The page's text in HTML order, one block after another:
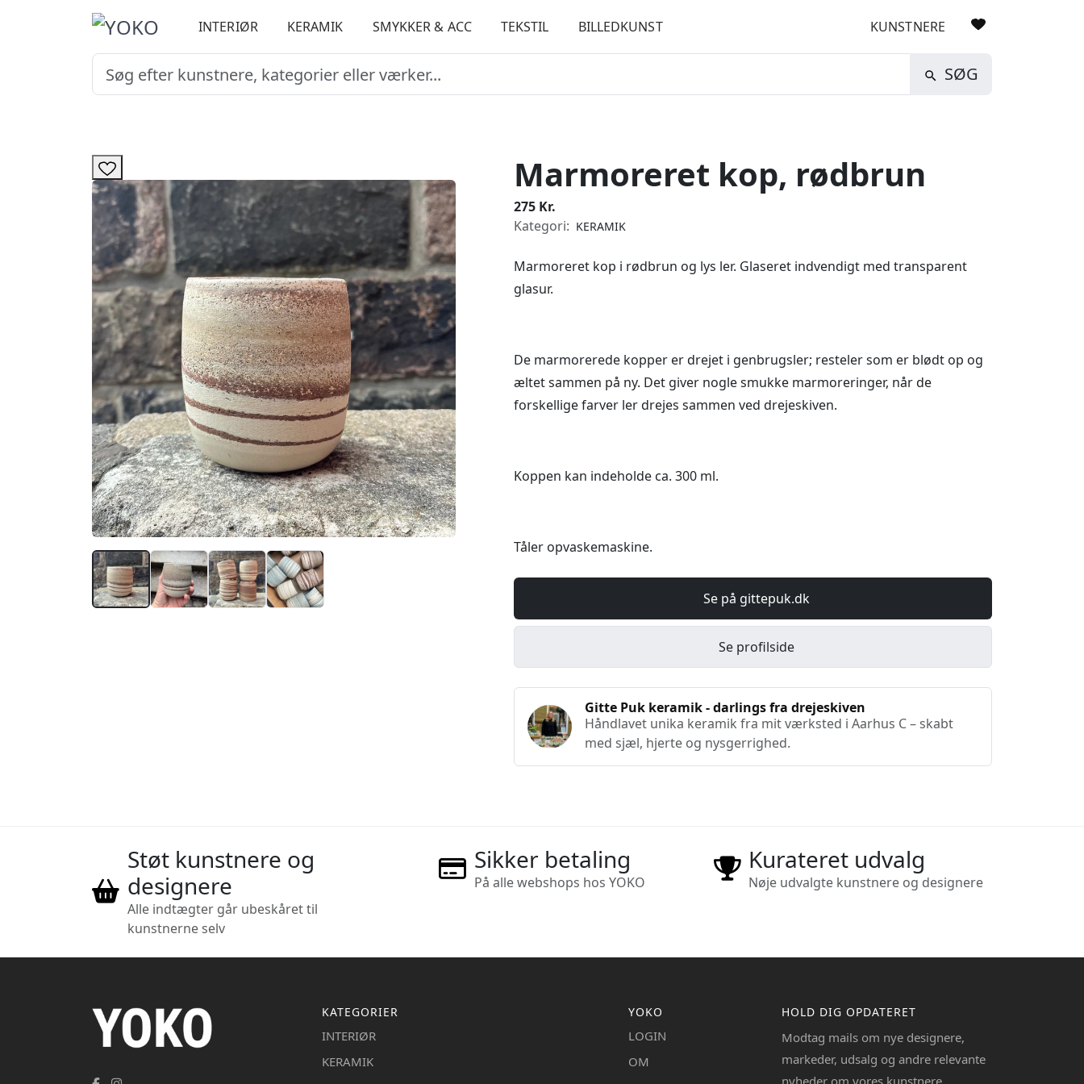
INTERIØR KERAMIK SMYKKER & ACC TEKSTIL BILLEDKUNST KUNSTNERE
SØG
Marmoreret kop, rødbrun
275 Kr.
Kategori: KERAMIK
Marmoreret kop i rødbrun og lys ler. Glaseret indvendigt med transparent
glasur.
De marmorerede kopper er drejet i genbrugsler; resteler som er blødt op og
æltet sammen på ny. Det giver nogle smukke marmoreringer, når de
forskellige farver ler drejes sammen ved drejeskiven.
Koppen kan indeholde ca. 300 ml.
Tåler opvaskemaskine.
Se på gittepuk.dk
Se profilside
Gitte Puk keramik - darlings fra drejeskiven
Håndlavet unika keramik fra mit værksted i Aarhus C – skabt
med sjæl, hjerte og nysgerrighed.
Støt kunstnere og
designere
Alle indtægter går ubeskåret til
kunstnerne selv
Sikker betaling
På alle webshops hos YOKO
Kurateret udvalg
Nøje udvalgte kunstnere og designere
KATEGORIER
INTERIØR
KERAMIK
YOKO
LOGIN
OM
HOLD DIG OPDATERET
Modtag mails om nye designere,
markeder, udsalg og andre relevante
nyheder om vores kunstnere.